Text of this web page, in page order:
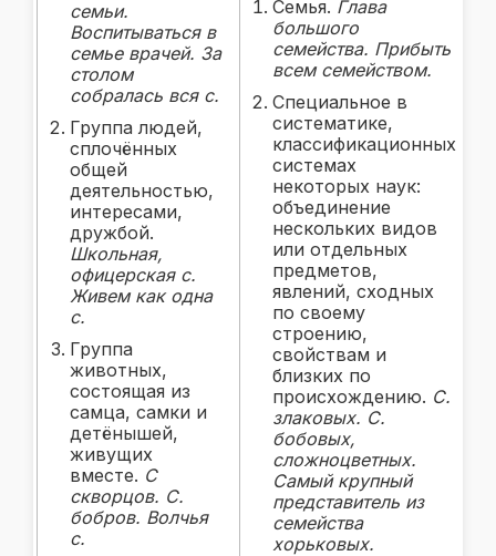
семьи.
Воспитываться в
семье врачей. За
столом
собралась вся с.
Группа людей,
сплочённых
общей
деятельностью,
интересами,
дружбой.
Школьная,
офицерская с.
Живем как одна
с.
Группа
животных,
состоящая из
самца, самки и
детёнышей,
живущих
вместе. С
скворцов. С.
бобров. Волчья
с.
Семья. Глава
большого
семейства. Прибыть
всем семейством.
Специальное в
систематике,
классификационных
системах
некоторых наук:
объединение
нескольких видов
или отдельных
предметов,
явлений, сходных
по своему
строению,
свойствам и
близких по
происхождению. С.
злаковых. С.
бобовых,
сложноцветных.
Самый крупный
представитель из
семейства
хорьковых.